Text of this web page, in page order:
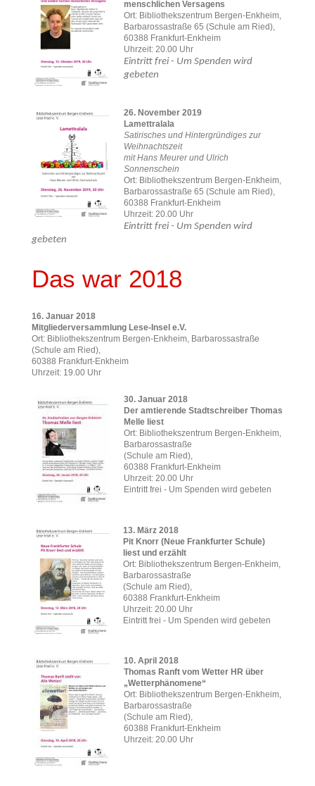
menschlichen Versagens
Ort: Bibliothekszentrum Bergen-Enkheim,
Barbarossastraße 65 (Schule am Ried),
60388 Frankfurt-Enkheim
Uhrzeit: 20.00 Uhr
Eintritt frei - Um Spenden wird
gebeten
26. November 2019
Lamettralala
Satirisches und Hintergründiges zur
Weihnachtszeit
mit Hans Meurer und Ulrich
Sonnenschein
Ort: Bibliothekszentrum Bergen-Enkheim,
Barbarossastraße 65 (Schule am Ried),
60388 Frankfurt-Enkheim
Uhrzeit: 20.00 Uhr
Eintritt frei - Um Spenden wird
gebeten
Das war 2018
16. Januar 2018
Mitgliederversammlung Lese-Insel e.V.
Ort: Bibliothekszentrum Bergen-Enkheim, Barbarossastraße
(Schule am Ried),
60388 Frankfurt-Enkheim
Uhrzeit: 19.00 Uhr
30. Januar 2018
Der amtierende Stadtschreiber Thomas
Melle liest
Ort: Bibliothekszentrum Bergen-Enkheim,
Barbarossastraße
(Schule am Ried),
60388 Frankfurt-Enkheim
Uhrzeit: 20.00 Uhr
Eintritt frei - Um Spenden wird gebeten
13. März 2018
Pit Knorr (Neue Frankfurter Schule)
liest und erzählt
Ort: Bibliothekszentrum Bergen-Enkheim,
Barbarossastraße
(Schule am Ried),
60388 Frankfurt-Enkheim
Uhrzeit: 20.00 Uhr
Eintritt frei - Um Spenden wird gebeten
10. April 2018
Thomas Ranft vom Wetter HR über
„Wetterphänomene“
Ort: Bibliothekszentrum Bergen-Enkheim,
Barbarossastraße
(Schule am Ried),
60388 Frankfurt-Enkheim
Uhrzeit: 20.00 Uhr